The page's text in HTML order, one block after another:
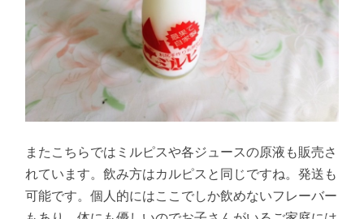
またこちらではミルピスや各ジュースの原液も販売さ
れています。飲み方はカルピスと同じですね。発送も
可能です。個人的にはここでしか飲めないフレーバー